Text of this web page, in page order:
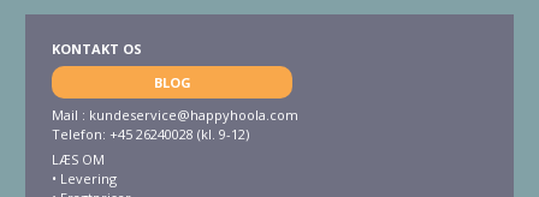
KONTAKT OS
BLOG
Mail : kundeservice@happyhoola.com
Telefon: +45 26240028 (kl. 9-12)
LÆS OM
• Levering